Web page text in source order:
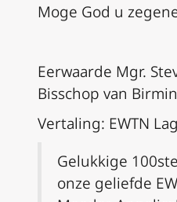
Moge God u
Eerwaarde Mgr.
Bisschop van
Vertaling: EWTN
Gelukkige
onze geliefde